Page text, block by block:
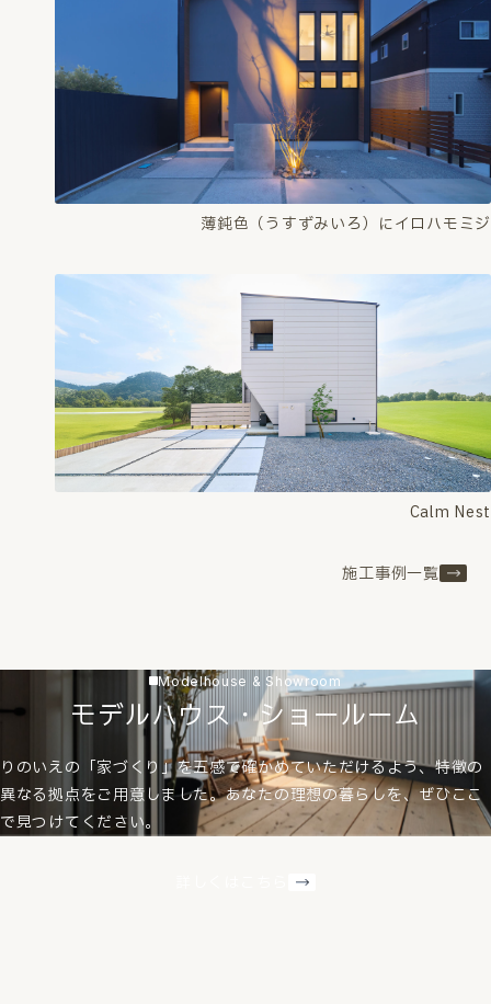
薄鈍色（うすずみいろ）にイロハモミジ
Calm Nest
施工事例一覧
Modelhouse & Showroom
モデルハウス・ショールーム
りのいえの「家づくり」を五感で確かめていただけるよう、特徴の
異なる拠点をご用意しました。あなたの理想の暮らしを、ぜひここ
で見つけてください。